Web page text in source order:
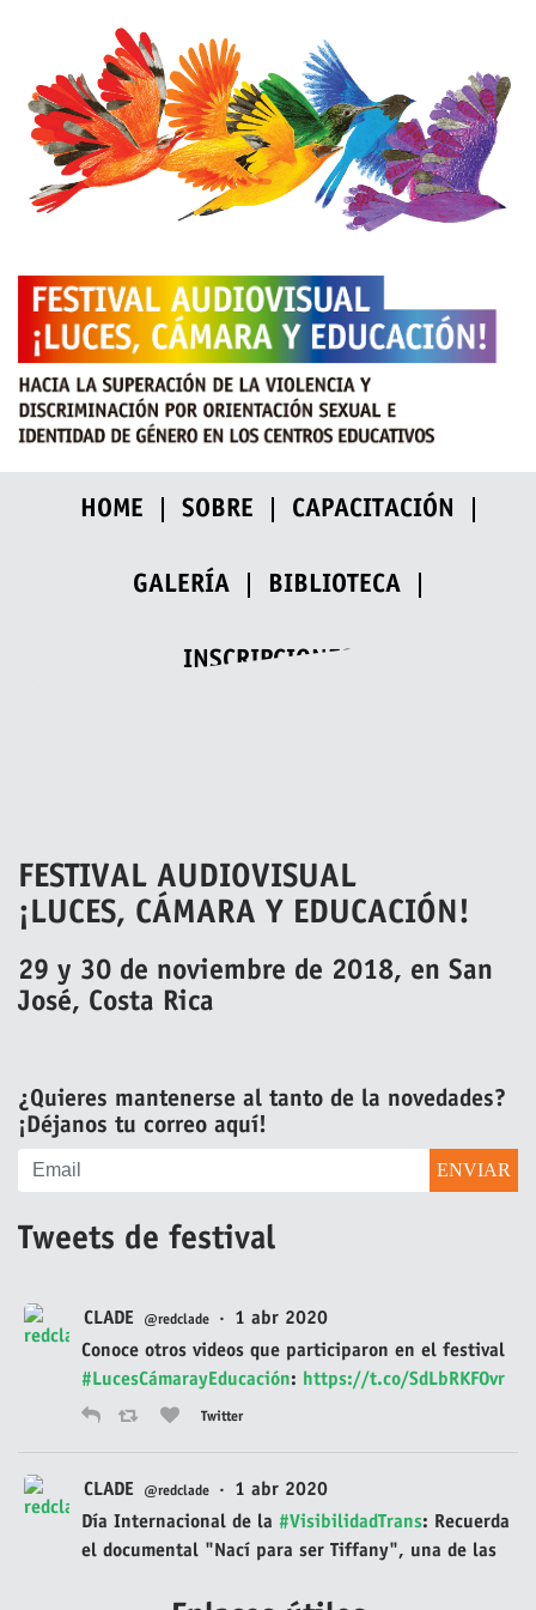
HOME SOBRE CAPACITACIÓN
GALERÍA BIBLIOTECA
INSCRIPCIONES
FESTIVAL AUDIOVISUAL
¡LUCES, CÁMARA Y EDUCACIÓN!
29 y 30 de noviembre de 2018, en San
José, Costa Rica
¿Quieres mantenerse al tanto de la novedades?
¡Déjanos tu correo aquí!
Tweets de festival
CLADE @redclade ·
1 abr 2020
Conoce otros videos que participaron en el festival
#LucesCámarayEducación: https://t.co/SdLbRKFOvr
Twitter
CLADE @redclade ·
1 abr 2020
Día Internacional de la #VisibilidadTrans: Recuerda
el documental "Nací para ser Tiffany", una de las